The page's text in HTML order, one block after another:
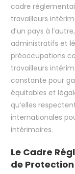
cadre
travailleurs
d’un pays à
administratifs et
préoccupations
travailleurs
constante pour
équitables et
qu’elles
internationales
intérimaires.
Le Cadre
de Protection